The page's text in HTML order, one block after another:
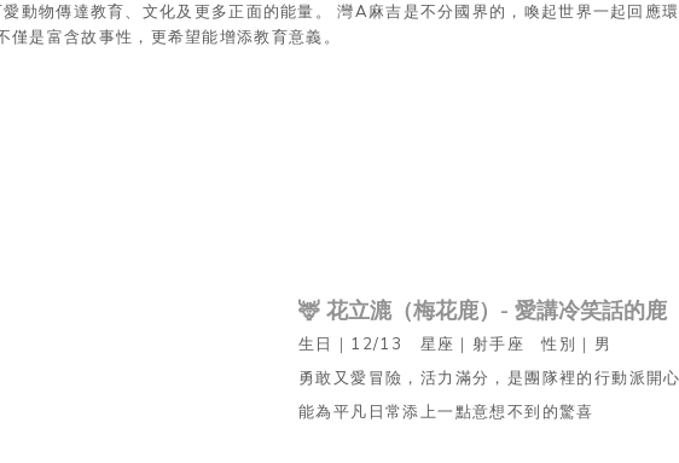
動物傳達教育、文化及更多正面的能量。 灣A麻吉是不分國界的，喚起世界一起回應
是富含故事性，更希望能增添教育意義。
🦌 花立漉（梅花鹿）- 愛講冷笑話的鹿
生日｜12/13 星座｜射手座 性別｜男
勇敢又愛冒險，活力滿分，是團隊裡的行動派開
能為平凡日常添上一點意想不到的驚喜